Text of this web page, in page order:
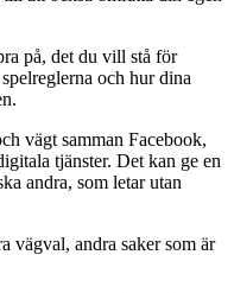
på, det du vill stå för
och hur dina
vägt samman Facebook,
tjänster. Det kan ge en
andra, som letar utan
vägval, andra saker som är